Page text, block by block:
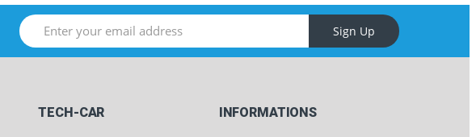
Sign Up
TECH-CAR INFORMATIONS